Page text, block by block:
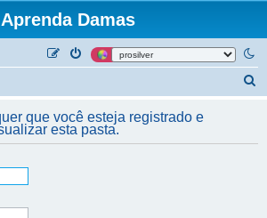
Aprenda Damas
q
que você esteja registrado e
esta pasta.